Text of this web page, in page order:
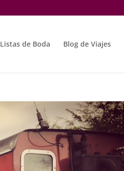
Listas de Boda Blog de Viajes